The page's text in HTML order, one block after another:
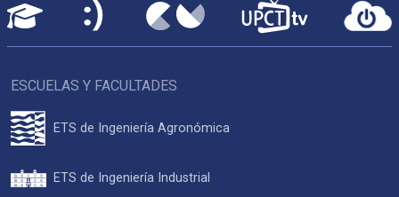
ESCUELAS Y FACULTADES
ETS de Ingeniería Agronómica
ETS de Ingeniería Industrial